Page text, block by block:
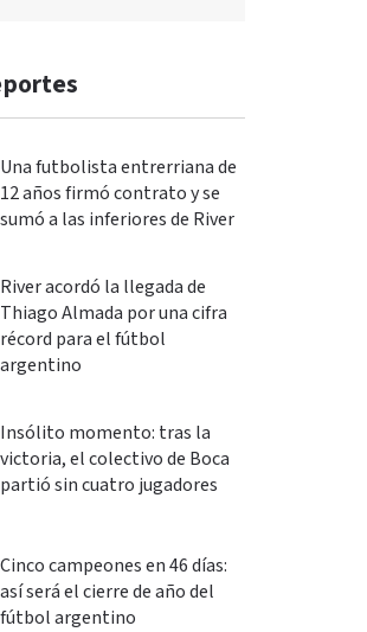
Una futbolista entrerriana de
12 años firmó contrato y se
sumó a las inferiores de River
River acordó la llegada de
Thiago Almada por una cifra
récord para el fútbol
argentino
Insólito momento: tras la
victoria, el colectivo de Boca
partió sin cuatro jugadores
Cinco campeones en 46 días:
así será el cierre de año del
fútbol argentino